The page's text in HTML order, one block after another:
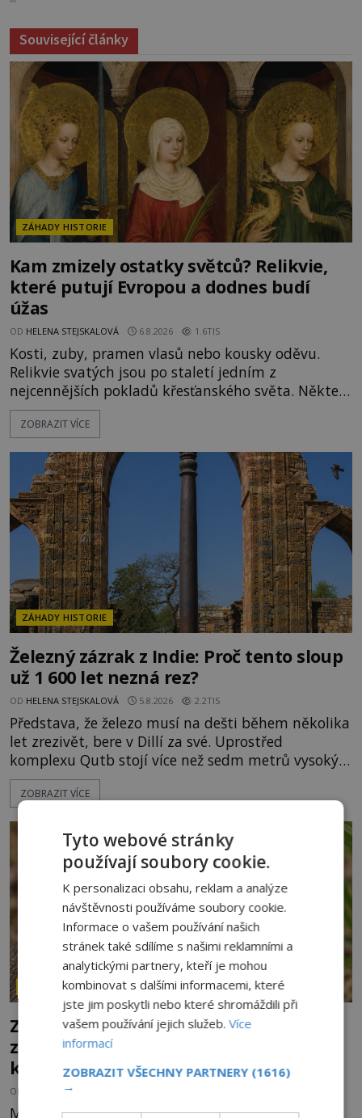
Související články
ZÁHADY HISTORIE
Kam zmizely ostatky světců? Relikvie,
které putují Evropou a dodnes budí
úžas
OD HELENA STEJSKALOVÁ 6.8.2026 1.6TIS
Kosti, zuby, pramen vlasů nebo kousky oděvu.
Relikvie svatých jsou po staletí jedním z
nejcennějších pokladů křesťanského světa. Některé
mají pečlivě doloženou historii, jiné provází
záhady, krádeže i nečekané objevy. Jejich osudy
o skutečné historické události. Ve středověké
Evropě mají relikvie mimořádnou hodnotu. Nejsou
jen předmětem úcty
ZOBRAZIT VÍCE
ZÁHADY HISTORIE
Železný zázrak z Indie: Proč tento sloup
už 1 600 let nezná rez?
OD HELENA STEJSKALOVÁ 5.8.2026 2.2TIS
Představa, že železo musí na dešti během několika
let zrezivět, bere v Dillí za své. Uprostřed
komplexu Qutb stojí více než sedm metrů vysoký
železný sloup, který už přibližně 1 600 let odolává
počasí s jen nepatrnými stopami koroze. Jeho
ztracených technologiích či tajemných
materiálech. Moderní metalurgie však ukazuje, že
skutečné vysvětlení je ješt
ZOBRAZIT VÍCE
ZÁHADY HISTORIE
Zrod legend o válečné lsti: Opravdu na
zmatení nepřítele vypouštěli vypasené
králíky?
OD HELENA STEJSKALOVÁ
Město Langenau obléhá ve 14. století nepřátelské
Tyto webové stránky
používají soubory cookie.
K personalizaci obsahu, reklam a analýze
návštěvnosti používáme soubory cookie.
Informace o vašem používání našich
stránek také sdílíme s našimi reklamními a
analytickými partnery, kteří je mohou
kombinovat s dalšími informacemi, které
jste jim poskytli nebo které shromáždili při
vašem používání jejich služeb.Více
informací
ZOBRAZIT VŠECHNY PARTNERY (1616)
→